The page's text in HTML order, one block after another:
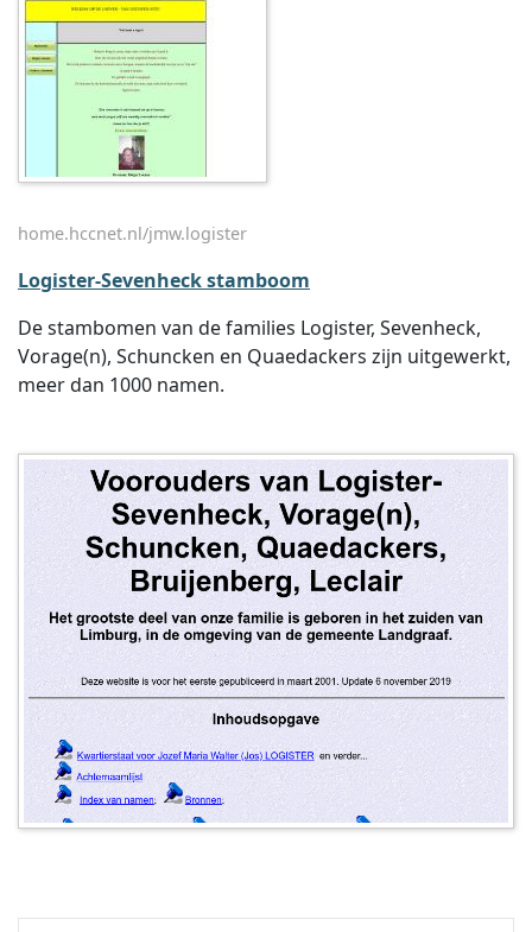
home.hccnet.nl/jmw.logister
Logister-Sevenheck stamboom
De stambomen van de families Logister, Sevenheck,
Vorage(n), Schuncken en Quaedackers zijn uitgewerkt,
meer dan 1000 namen.